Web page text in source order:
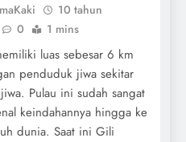
10 tahun
0 1 mins
luas sebesar 6 km
penduduk jiwa sekitar
Pulau ini sudah sangat
keindahannya hingga ke
dunia. Saat ini Gili